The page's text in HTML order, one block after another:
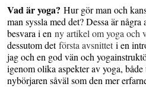
Vad är yoga? Hur gör man och
man syssla med det? Dessa är
besvara i en ny artikel om yoga och
dessutom detförsta avsnitteti en
jag och en god vän och
igenom olika aspekter av yoga,
nybörjaren såväl som den mer